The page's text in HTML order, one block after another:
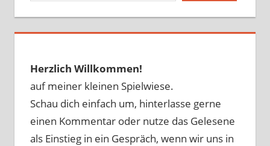
Herzlich Willkommen!
auf meiner kleinen Spielwiese.
Schau dich einfach um, hinterlasse gerne
einen Kommentar oder nutze das Gelesene
als Einstieg in ein Gespräch, wenn wir uns in